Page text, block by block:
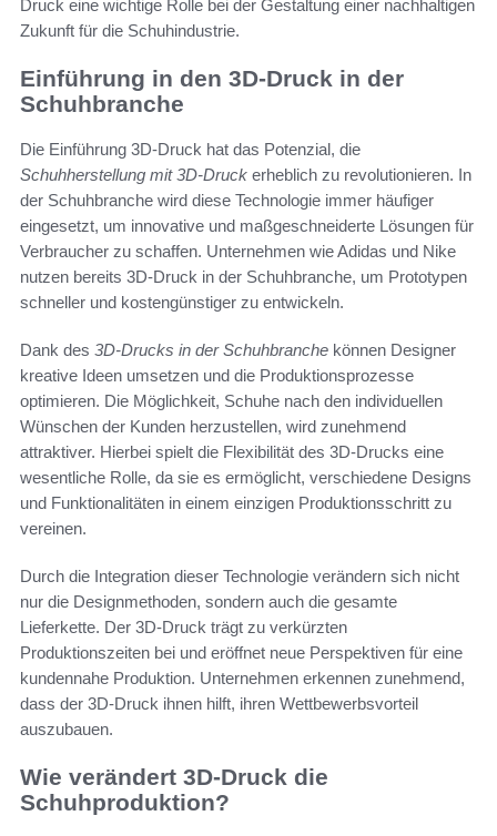
Druck eine wichtige Rolle bei der Gestaltung einer nachhaltigen
Zukunft für die Schuhindustrie.
Einführung in den 3D-Druck in der
Schuhbranche
Die Einführung 3D-Druck hat das Potenzial, die
Schuhherstellung mit 3D-Druck erheblich zu revolutionieren. In
der Schuhbranche wird diese Technologie immer häufiger
eingesetzt, um innovative und maßgeschneiderte Lösungen für
Verbraucher zu schaffen. Unternehmen wie Adidas und Nike
nutzen bereits 3D-Druck in der Schuhbranche, um Prototypen
schneller und kostengünstiger zu entwickeln.
Dank des 3D-Drucks in der Schuhbranche können Designer
kreative Ideen umsetzen und die Produktionsprozesse
optimieren. Die Möglichkeit, Schuhe nach den individuellen
Wünschen der Kunden herzustellen, wird zunehmend
attraktiver. Hierbei spielt die Flexibilität des 3D-Drucks eine
wesentliche Rolle, da sie es ermöglicht, verschiedene Designs
und Funktionalitäten in einem einzigen Produktionsschritt zu
vereinen.
Durch die Integration dieser Technologie verändern sich nicht
nur die Designmethoden, sondern auch die gesamte
Lieferkette. Der 3D-Druck trägt zu verkürzten
Produktionszeiten bei und eröffnet neue Perspektiven für eine
kundennahe Produktion. Unternehmen erkennen zunehmend,
dass der 3D-Druck ihnen hilft, ihren Wettbewerbsvorteil
auszubauen.
Wie verändert 3D-Druck die
Schuhproduktion?